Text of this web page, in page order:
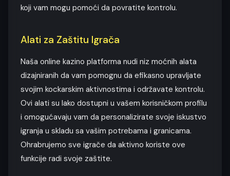
koji vam mogu pomoći da povratite kontrolu.
Alati za Zaštitu Igrača
Naša online kazino platforma nudi niz moćnih alata
dizajniranih da vam pomognu da efikasno upravljate
svojim kockarskim aktivnostima i održavate kontrolu.
Ovi alati su lako dostupni u vašem korisničkom profilu
i omogućavaju vam da personalizirate svoje iskustvo
igranja u skladu sa vašim potrebama i granicama.
Ohrabrujemo sve igrače da aktivno koriste ove
funkcije radi svoje zaštite.